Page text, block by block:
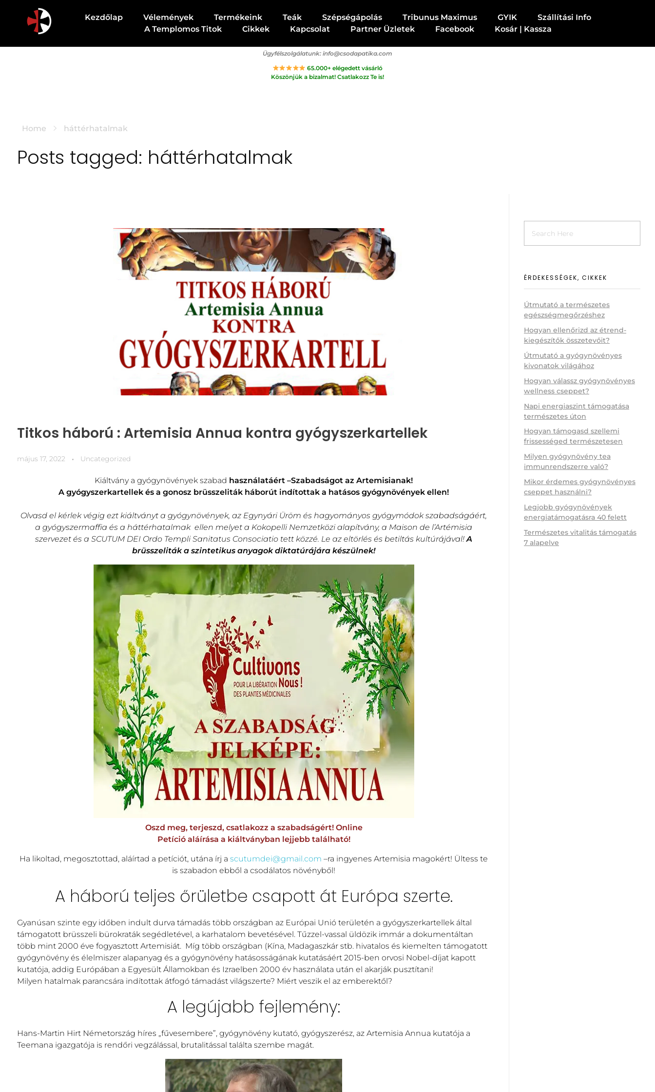
Csodapatika
Természet gyógyereje.
Kezdőlap Vélemények Termékeink Teák Szépségápolás Tribunus Maximus GYIK
Szállítási Info
A Templomos Titok
Cikkek Kapcsolat Partner Üzletek Facebook Kosár | Kassza
Ügyfélszolgálatunk: info@csodapatika.com
65.000+ elégedett vásárló
Köszönjük a bizalmat! Csatlakozz Te is!
Home háttérhatalmak
Posts tagged: háttérhatalmak
Titkos háború : Artemisia Annua kontra gyógyszerkartellek
május 17, 2022 Uncategorized
Kiáltvány a gyógynövények szabad használatáért –Szabadságot az Artemisianak!
A gyógyszerkartellek és a gonosz brüsszeliták háborút indítottak a hatásos gyógynövények ellen!
Olvasd el kérlek végig ezt kiáltványt a gyógynövények, az Egynyári Üröm és hagyományos gyógymódok szabadságáért,
a gyógyszermaffia és a háttérhatalmak ellen melyet a Kokopelli Nemzetközi alapítvány, a Maison de l’Artémisia
szervezet és a SCUTUM DEI Ordo Templi Sanitatus Consociatio tett közzé. Le az eltörlés és betiltás kultúrájával!A
brüsszeliták a szintetikus anyagok diktatúrájára készülnek!
Oszd meg, terjeszd, csatlakozz a szabadságért! Online
Petíció aláírása a kiáltványban lejjebb található!
Ha likoltad, megosztottad, aláírtad a petíciót, utána írj a scutumdei@gmail.com –ra ingyenes Artemisia magokért! Ültess te
is szabadon ebből a csodálatos növényből!
A háború teljes őrületbe csapott át Európa szerte.
Gyanúsan szinte egy időben indult durva támadás több országban az Európai Unió területén a gyógyszerkartellek által
támogatott brüsszeli bürokraták segédletével, a karhatalom bevetésével. Tűzzel-vassal üldözik immár a dokumentáltan
több mint 2000 éve fogyasztott Artemisiát. Míg több országban (Kína, Madagaszkár stb. hivatalos és kiemelten támogatott
gyógynövény és élelmiszer alapanyag és a gyógynövény hatásosságának kutatásáért 2015-ben orvosi Nobel-díjat kapott
kutatója, addig Európában a Egyesült Államokban és Izraelben 2000 év használata után el akarják pusztítani!
Milyen hatalmak parancsára indítottak átfogó támadást világszerte? Miért veszik el az emberektől?
A legújabb fejlemény:
Hans-Martin Hirt Németország híres „fűvesembere”, gyógynövény kutató, gyógyszerész, az Artemisia Annua kutatója a
Teemana igazgatója is rendőri vegzálással, brutalitással találta szembe magát.
ÉRDEKESSÉGEK, CIKKEK
Útmutató a természetes
egészségmegőrzéshez
Hogyan ellenőrizd az étrend-
kiegészítők összetevőit?
Útmutató a gyógynövényes
kivonatok világához
Hogyan válassz gyógynövényes
wellness cseppet?
Napi energiaszint támogatása
természetes úton
Hogyan támogasd szellemi
frissességed természetesen
Milyen gyógynövény tea
immunrendszerre való?
Mikor érdemes gyógynövényes
cseppet használni?
Legjobb gyógynövények
energiatámogatásra 40 felett
Természetes vitalitás támogatás
7 alapelve